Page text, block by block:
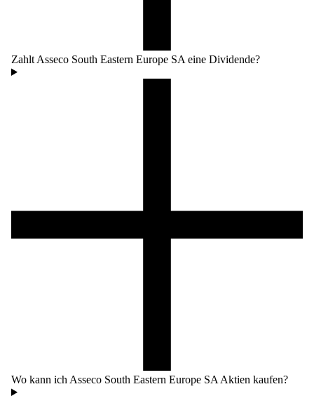
Zahlt Asseco South Eastern Europe SA eine Dividende?
Wo kann ich Asseco South Eastern Europe SA Aktien kaufen?